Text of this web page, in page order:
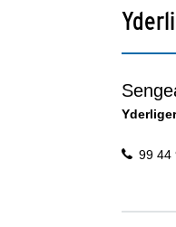
99 44